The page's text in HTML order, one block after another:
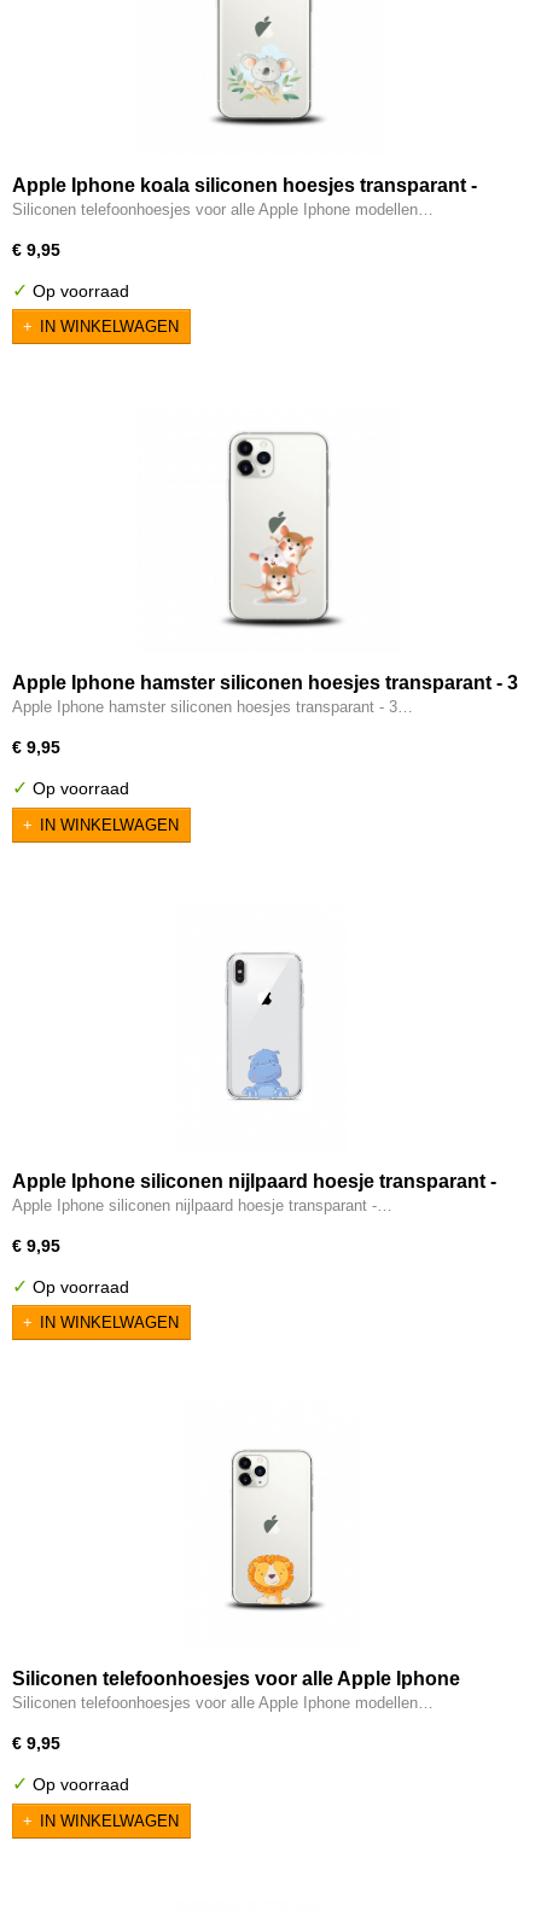
Apple Iphone koala siliconen hoesjes transparant -
Koalabeertje
Siliconen telefoonhoesjes voor alle Apple Iphone modellen…
€ 9,95
✓ Op voorraad
IN WINKELWAGEN
Apple Iphone hamster siliconen hoesjes transparant - 3
hamsters
Apple Iphone hamster siliconen hoesjes transparant - 3…
€ 9,95
✓ Op voorraad
IN WINKELWAGEN
Apple Iphone siliconen nijlpaard hoesje transparant -
Nijlpaardje
Apple Iphone siliconen nijlpaard hoesje transparant -…
€ 9,95
✓ Op voorraad
IN WINKELWAGEN
Siliconen telefoonhoesjes voor alle Apple Iphone
modellen transparant Leeuwtje
Siliconen telefoonhoesjes voor alle Apple Iphone modellen…
€ 9,95
✓ Op voorraad
IN WINKELWAGEN